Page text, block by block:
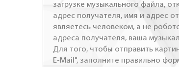
загрузке музыкального файла,
адрес получателя, имя и адрес
являетесь человеком, а не
адреса получателя, ваша
Для того, чтобы отправить
E-Mail", заполните правильно